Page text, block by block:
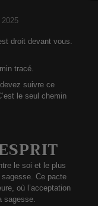
droit devant vous.
tracé.
suivre ce
le seul chemin
le soi et le plus
Ce pacte
où l’acceptation
sagesse.